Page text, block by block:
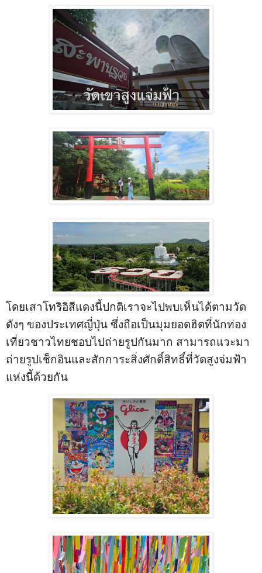
โดยเสาโทริอิสีแดงนี้ปกติเราจะไปพบเห็นได้ตามวัด
ดังๆ ของประเทศญี่ปุ่น ซึ่งถือเป็นมุมยอดฮิตที่นักท่อง
เที่ยวชาวไทยชอบไปถ่ายรูปกันมาก สามารถแวะมา
ถ่ายรูปเช็กอินและสักการะสิ่งศักดิ์สิทธิ์ที่วัดสูงจ่มฟ้า
แห่งนี้ด้วยกัน